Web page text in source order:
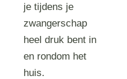
je tijdens je
zwangerschap
heel druk bent in
en rondom het
huis.